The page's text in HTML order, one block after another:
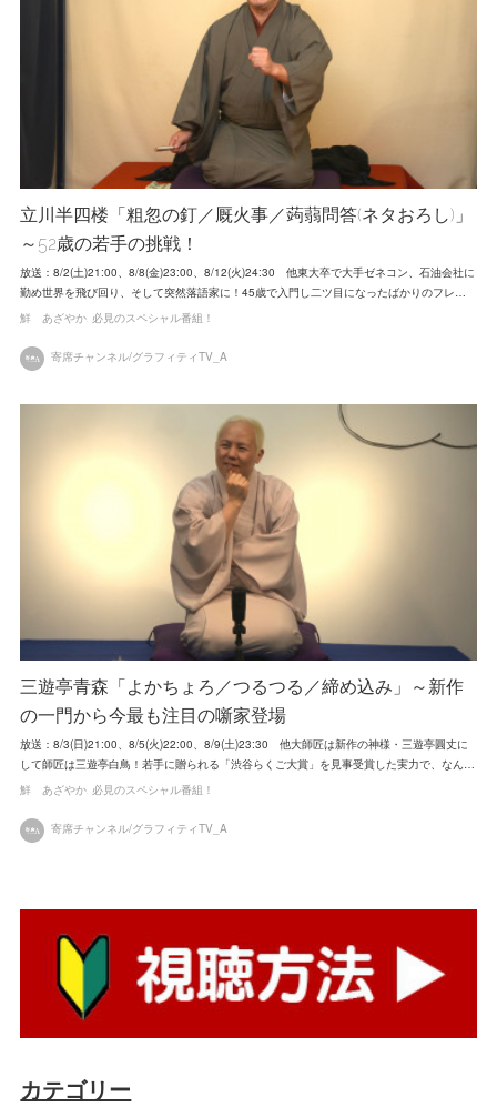
立川半四楼「粗忽の釘／厩火事／蒟蒻問答(ネタおろし)」
～52歳の若手の挑戦！
放送：8/2(土)21:00、8/8(金)23:00、8/12(火)24:30 他東大卒で大手ゼネコン、石油会社に
勤め世界を飛び回り、そして突然落語家に！45歳で入門し二ツ目になったばかりのフレ…
鮮 あざやか 必見のスペシャル番組！
寄席チャンネル/グラフィティTV_A
三遊亭青森「よかちょろ／つるつる／締め込み」～新作
の一門から今最も注目の噺家登場
放送：8/3(日)21:00、8/5(火)22:00、8/9(土)23:30 他大師匠は新作の神様・三遊亭圓丈に
して師匠は三遊亭白鳥！若手に贈られる「渋谷らくご大賞」を見事受賞した実力で、なん…
鮮 あざやか 必見のスペシャル番組！
寄席チャンネル/グラフィティTV_A
カテゴリー